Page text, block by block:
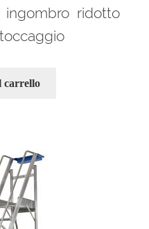
ridotto
carrello